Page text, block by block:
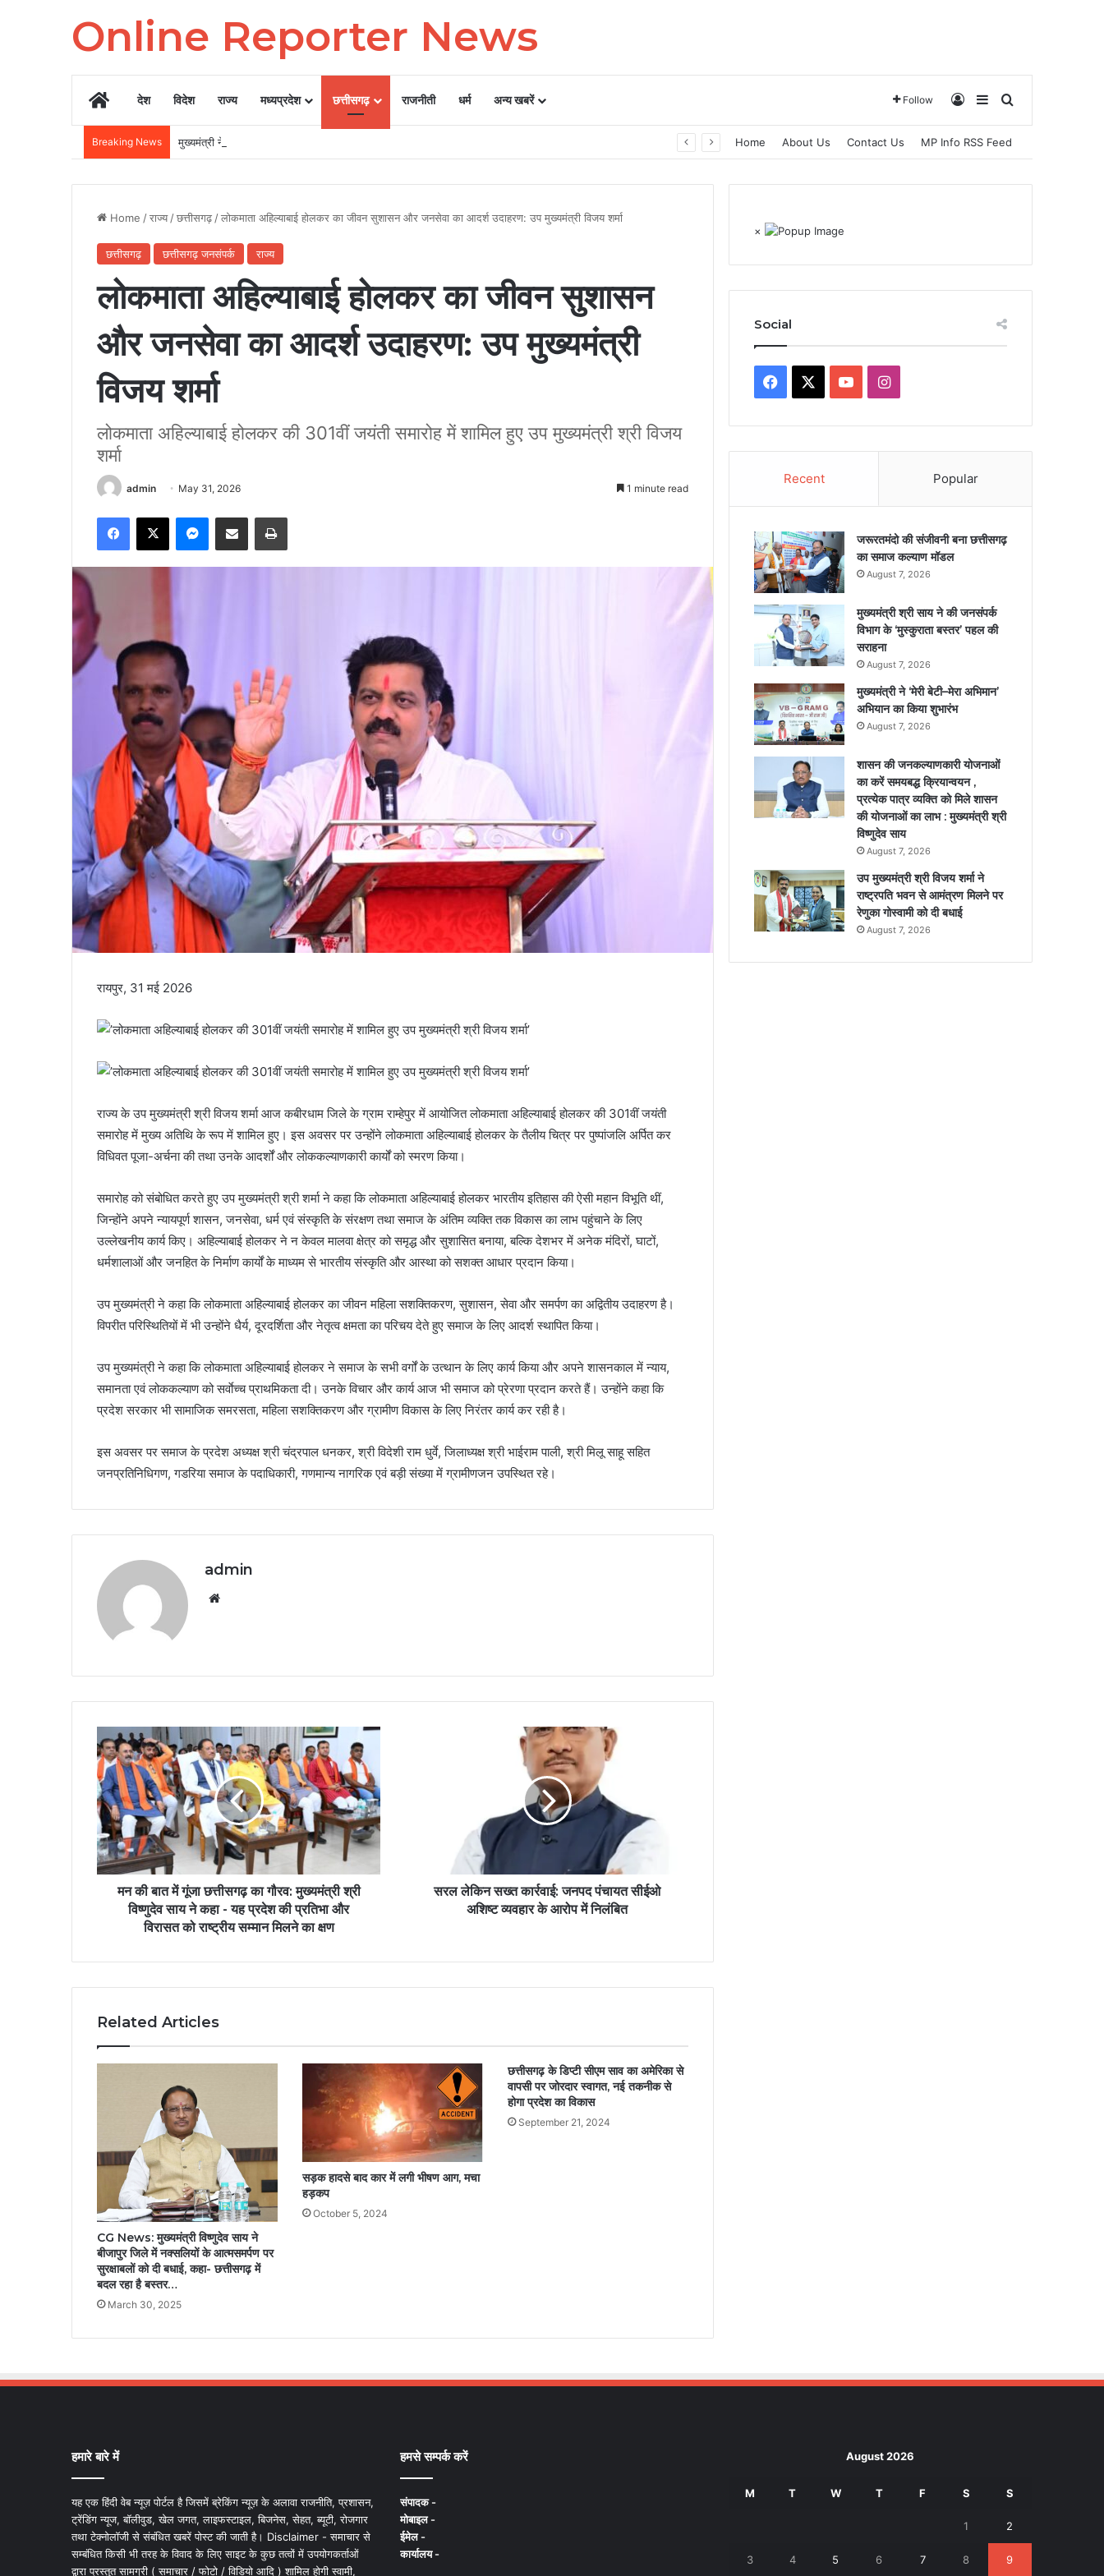
Online Reporter News
Homeदेश विदेश राज्य मध्यप्रदेश छत्तीसगढ़ राजनीती धर्म अन्य खबरें Follow Log InSidebarSearch for
Breaking News मुख्यमंत्री ने ‘मेरी बेटी–मेरा अभिमान’ अभियान का किया शुभारंभ Home About Us Contact Us MP Info RSS Feed
Home /राज्य /छत्तीसगढ़ /लोकमाता अहिल्याबाई होलकर का जीवन सुशासन और जनसेवा का आदर्श उदाहरण: उप मुख्यमंत्री विजय शर्मा
छत्तीसगढ़ छत्तीसगढ़ जनसंपर्क राज्य
लोकमाता अहिल्याबाई होलकर का जीवन सुशासन
और जनसेवा का आदर्श उदाहरण: उप मुख्यमंत्री
विजय शर्मा
लोकमाता अहिल्याबाई होलकर की 301वीं जयंती समारोह में शामिल हुए उप मुख्यमंत्री श्री विजय
शर्मा
admin May 31, 2026 1 minute read
Facebook
X Messenger
Share via Email Print
रायपुर, 31 मई 2026
राज्य के उप मुख्यमंत्री श्री विजय शर्मा आज कबीरधाम जिले के ग्राम राम्हेपुर में आयोजित लोकमाता अहिल्याबाई होलकर की 301वीं जयंती
समारोह में मुख्य अतिथि के रूप में शामिल हुए। इस अवसर पर उन्होंने लोकमाता अहिल्याबाई होलकर के तैलीय चित्र पर पुष्पांजलि अर्पित कर
विधिवत पूजा-अर्चना की तथा उनके आदर्शों और लोककल्याणकारी कार्यों को स्मरण किया।
समारोह को संबोधित करते हुए उप मुख्यमंत्री श्री शर्मा ने कहा कि लोकमाता अहिल्याबाई होलकर भारतीय इतिहास की ऐसी महान विभूति थीं,
जिन्होंने अपने न्यायपूर्ण शासन, जनसेवा, धर्म एवं संस्कृति के संरक्षण तथा समाज के अंतिम व्यक्ति तक विकास का लाभ पहुंचाने के लिए
उल्लेखनीय कार्य किए। अहिल्याबाई होलकर ने न केवल मालवा क्षेत्र को समृद्ध और सुशासित बनाया, बल्कि देशभर में अनेक मंदिरों, घाटों,
धर्मशालाओं और जनहित के निर्माण कार्यों के माध्यम से भारतीय संस्कृति और आस्था को सशक्त आधार प्रदान किया।
उप मुख्यमंत्री ने कहा कि लोकमाता अहिल्याबाई होलकर का जीवन महिला सशक्तिकरण, सुशासन, सेवा और समर्पण का अद्वितीय उदाहरण है।
विपरीत परिस्थितियों में भी उन्होंने धैर्य, दूरदर्शिता और नेतृत्व क्षमता का परिचय देते हुए समाज के लिए आदर्श स्थापित किया।
उप मुख्यमंत्री ने कहा कि लोकमाता अहिल्याबाई होलकर ने समाज के सभी वर्गों के उत्थान के लिए कार्य किया और अपने शासनकाल में न्याय,
समानता एवं लोककल्याण को सर्वाेच्च प्राथमिकता दी। उनके विचार और कार्य आज भी समाज को प्रेरणा प्रदान करते हैं। उन्होंने कहा कि
प्रदेश सरकार भी सामाजिक समरसता, महिला सशक्तिकरण और ग्रामीण विकास के लिए निरंतर कार्य कर रही है।
इस अवसर पर समाज के प्रदेश अध्यक्ष श्री चंद्रपाल धनकर, श्री विदेशी राम धुर्वे, जिलाध्यक्ष श्री भाईराम पाली, श्री मिलू साहू सहित
जनप्रतिनिधिगण, गडरिया समाज के पदाधिकारी, गणमान्य नागरिक एवं बड़ी संख्या में ग्रामीणजन उपस्थित रहे।
admin
मन की बात में गूंजा छत्तीसगढ़ का गौरव: मुख्यमंत्री श्री
विष्णुदेव साय ने कहा - यह प्रदेश की प्रतिभा और
विरासत को राष्ट्रीय सम्मान मिलने का क्षण
सरल लेकिन सख्त कार्रवाई: जनपद पंचायत सीईओ
अशिष्ट व्यवहार के आरोप में निलंबित
Related Articles
CG News: मुख्यमंत्री विष्णुदेव साय ने
बीजापुर जिले में नक्सलियों के आत्मसमर्पण पर
सुरक्षाबलों को दी बधाई, कहा- छत्तीसगढ़ में
बदल रहा है बस्तर…
March 30, 2025
सड़क हादसे बाद कार में लगी भीषण आग, मचा
हड़कप
October 5, 2024
छत्तीसगढ़ के डिप्टी सीएम साव का अमेरिका से
वापसी पर जोरदार स्वागत, नई तकनीक से
होगा प्रदेश का विकास
September 21, 2024
×
Social
Facebook YouTubeInstagram
Recent Popular
जरूरतमंदो की संजीवनी बना छत्तीसगढ़
का समाज कल्याण मॉडल
August 7, 2026
मुख्यमंत्री श्री साय ने की जनसंपर्क
विभाग के ‘मुस्कुराता बस्तर’ पहल की
सराहना
August 7, 2026
मुख्यमंत्री ने ‘मेरी बेटी–मेरा अभिमान’
अभियान का किया शुभारंभ
August 7, 2026
शासन की जनकल्याणकारी योजनाओं
का करें समयबद्ध क्रियान्वयन ,
प्रत्येक पात्र व्यक्ति को मिले शासन
की योजनाओं का लाभ : मुख्यमंत्री श्री
विष्णुदेव साय
August 7, 2026
उप मुख्यमंत्री श्री विजय शर्मा ने
राष्ट्रपति भवन से आमंत्रण मिलने पर
रेणुका गोस्वामी को दी बधाई
August 7, 2026
हमारे बारे में
यह एक हिंदी वेब न्यूज़ पोर्टल है जिसमें ब्रेकिंग न्यूज़ के अलावा राजनीति, प्रशासन,
ट्रेंडिंग न्यूज, बॉलीवुड, खेल जगत, लाइफस्टाइल, बिजनेस, सेहत, ब्यूटी, रोजगार
तथा टेक्नोलॉजी से संबंधित खबरें पोस्ट की जाती है। Disclaimer - समाचार से
सम्बंधित किसी भी तरह के विवाद के लिए साइट के कुछ तत्वों में उपयोगकर्ताओं
द्वारा प्रस्तुत सामग्री ( समाचार / फोटो / विडियो आदि ) शामिल होगी स्वामी,
हमसे सम्पर्क करें
संपादक -
मोबाइल -
ईमेल -
कार्यालय -
August 2026
M T W T F S S
1 2
3 4 5 6 7 8 9